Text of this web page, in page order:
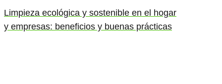
Limpieza ecológica y sostenible en el hogar
y empresas: beneficios y buenas prácticas